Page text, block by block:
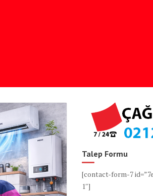
Talep Formu
[contact-form-7
1″]